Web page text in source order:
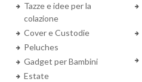
Tazze e idee per la
colazione
Cover e Custodie
Peluches
Gadget per Bambini
Estate